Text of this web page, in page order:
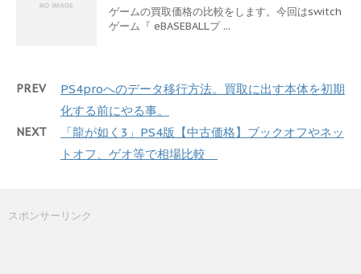
ゲームの買取価格の比較をします。今回はswitch
ゲーム『 eBASEBALLプ ...
PREV
PS4proへのデータ移行方法。買取に出す本体を初期
化する前にやる事。
NEXT
「龍が如く3」PS4版【中古価格】ブックオフやネッ
トオフ、ゲオ等で相場比較
スポンサーリンク